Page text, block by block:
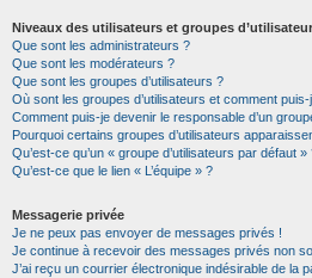
Niveaux des utilisateurs et groupes
Que sont les administrateurs ?
Que sont les modérateurs ?
Que sont les groupes d’utilisateurs ?
Où sont les groupes d’utilisateurs et comment
Comment puis-je devenir le responsable d’un
Pourquoi certains groupes d’utilisateurs
Qu’est-ce qu’un « groupe d’utilisateurs par défaut »
Qu’est-ce que le lien « L’équipe » ?
Messagerie privée
Je ne peux pas envoyer de messages privés !
Je continue à recevoir des messages privés non
J’ai reçu un courrier électronique indésirable de la